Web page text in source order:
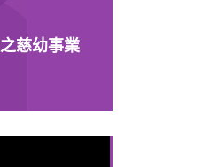
慈幼事業